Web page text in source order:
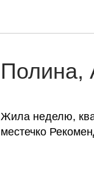
Полина,
Жила неделю,
местечко